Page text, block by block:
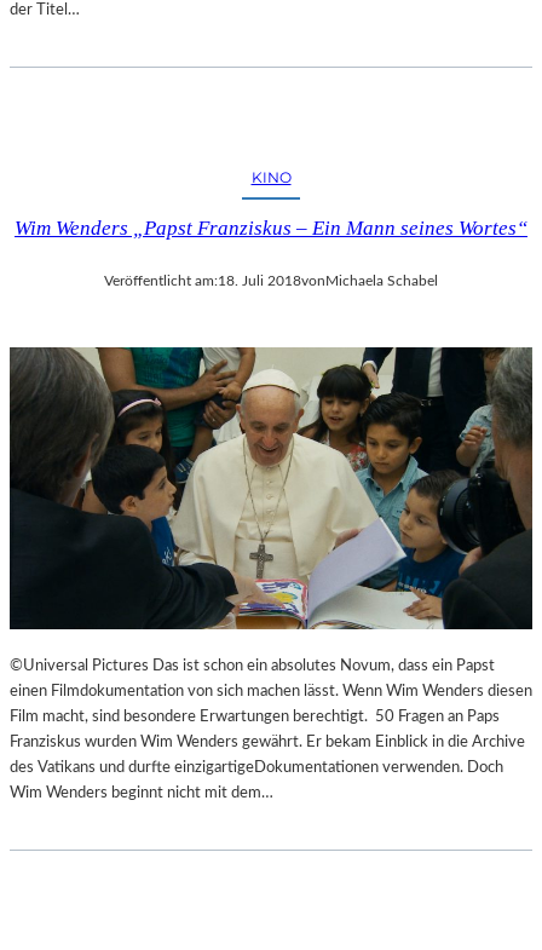
der Titel…
KINO
Wim Wenders „Papst Franziskus – Ein Mann seines Wortes“
Veröffentlicht am:18. Juli 2018von Michaela Schabel
©Universal Pictures Das ist schon ein absolutes Novum, dass ein Papst
einen Filmdokumentation von sich machen lässt. Wenn Wim Wenders diesen
Film macht, sind besondere Erwartungen berechtigt. 50 Fragen an Paps
Franziskus wurden Wim Wenders gewährt. Er bekam Einblick in die Archive
des Vatikans und durfte einzigartigeDokumentationen verwenden. Doch
Wim Wenders beginnt nicht mit dem…